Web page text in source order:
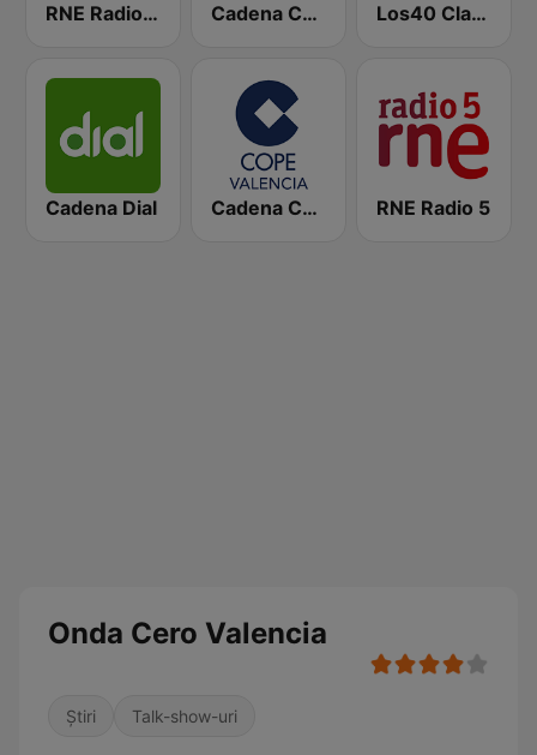
RNE Radio Nacional Cadena COPE Sevilla Los40 Classic
Cadena Dial Cadena COPE Valencia RNE Radio 5
Onda Cero Valencia
Știri Talk-show-uri